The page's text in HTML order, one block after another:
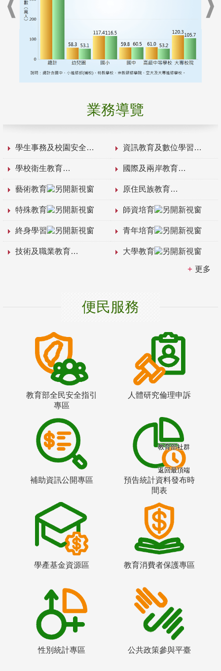
業務導覽
學生事務及校園安全 資訊教育及數位學習
學校衛生教育 國際及兩岸教育
藝術教育 原住民族教育
特殊教育 師資培育
終身學習 青年培育
技術及職業教育 大學教育
更多
便民服務
教育部全民安全指引
專區
人體研究倫理申訴
補助資訊公開專區
預告統計資料發布時
間表
學產基金資源區 教育消費者保護專區
性別統計專區 公共政策參與平臺
教育部社群
返回最頂端